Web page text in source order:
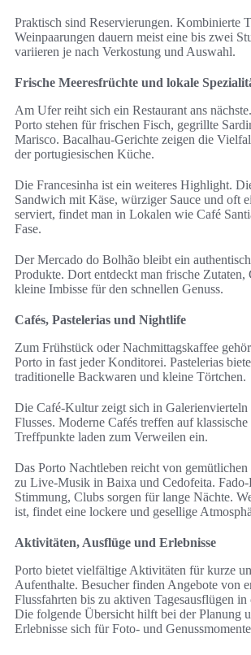
Praktisch sind Reservierungen. Kombinierte
Weinpaarungen dauern meist eine bis zwei
variieren je nach Verkostung und Auswahl.
Frische Meeresfrüchte und lokale
Am Ufer reiht sich ein Restaurant ans
Porto stehen für frischen Fisch, gegrillte
Marisco. Bacalhau-Gerichte zeigen die
der portugiesischen Küche.
Die Francesinha ist ein weiteres Highlight.
Sandwich mit Käse, würziger Sauce und oft
serviert, findet man in Lokalen wie Café
Fase.
Der Mercado do Bolhão bleibt ein
Produkte. Dort entdeckt man frische Zutaten,
kleine Imbisse für den schnellen Genuss.
Cafés, Pastelerias und Nightlife
Zum Frühstück oder Nachmittagskaffee
Porto in fast jeder Konditorei. Pastelerias
traditionelle Backwaren und kleine Törtchen.
Die Café-Kultur zeigt sich in Galerienvierteln
Flusses. Moderne Cafés treffen auf klassische
Treffpunkte laden zum Verweilen ein.
Das Porto Nachtleben reicht von
zu Live-Musik in Baixa und Cedofeita. Fado-
Stimmung, Clubs sorgen für lange Nächte.
ist, findet eine lockere und gesellige
Aktivitäten, Ausflüge und Erlebnisse
Porto bietet vielfältige Aktivitäten für kurze
Aufenthalte. Besucher finden Angebote von
Flussfahrten bis zu aktiven Tagesausflügen
Die folgende Übersicht hilft bei der Planung
Erlebnisse sich für Foto‑ und